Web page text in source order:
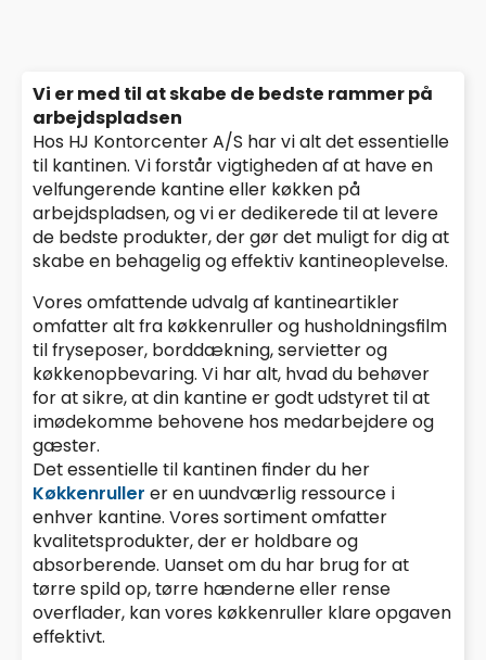
Vi er med til at skabe de bedste rammer på
arbejdspladsen
Hos HJ Kontorcenter A/S har vi alt det essentielle
til kantinen. Vi forstår vigtigheden af at have en
velfungerende kantine eller køkken på
arbejdspladsen, og vi er dedikerede til at levere
de bedste produkter, der gør det muligt for dig at
skabe en behagelig og effektiv kantineoplevelse.
Vores omfattende udvalg af kantineartikler
omfatter alt fra køkkenruller og husholdningsfilm
til fryseposer, borddækning, servietter og
køkkenopbevaring. Vi har alt, hvad du behøver
for at sikre, at din kantine er godt udstyret til at
imødekomme behovene hos medarbejdere og
gæster.
Det essentielle til kantinen finder du her
Køkkenruller er en uundværlig ressource i
enhver kantine. Vores sortiment omfatter
kvalitetsprodukter, der er holdbare og
absorberende. Uanset om du har brug for at
tørre spild op, tørre hænderne eller rense
overflader, kan vores køkkenruller klare opgaven
effektivt.